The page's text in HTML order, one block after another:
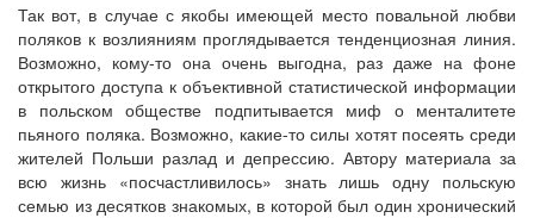
Так вот, в случае с якобы имеющей место повальной любви
поляков к возлияниям проглядывается тенденциозная линия.
Возможно, кому-то она очень выгодна, раз даже на фоне
открытого доступа к объективной статистической информации
в польском обществе подпитывается миф о менталитете
пьяного поляка. Возможно, какие-то силы хотят посеять среди
жителей Польши разлад и депрессию. Автору материала за
всю жизнь «посчастливилось» знать лишь одну польскую
семью из десятков знакомых, в которой был один хронический